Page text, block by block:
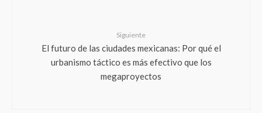
Siguiente
El futuro de las ciudades mexicanas: Por qué el
urbanismo táctico es más efectivo que los
megaproyectos